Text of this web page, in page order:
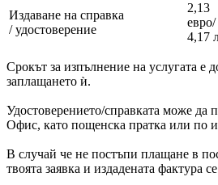
Издаване на справка
/ удостоверение
2,13
евро/
4,17
Срокът за изпълнение на услугата е
заплащането ѝ.
Удостоверението/справката може
Офис, като пощенска пратка или по
В случай че не постъпи плащане в
твоята заявка и издадената фактура